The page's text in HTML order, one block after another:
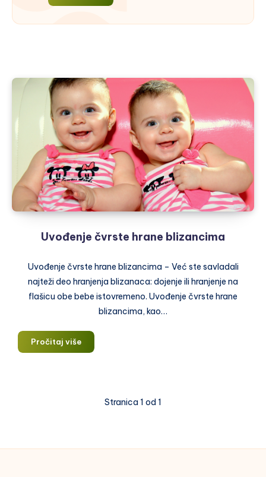
Uvođenje čvrste hrane blizancima
Uvođenje čvrste hrane blizancima – Već ste savladali
najteži deo hranjenja blizanaca: dojenje ili hranjenje na
flašicu obe bebe istovremeno. Uvođenje čvrste hrane
blizancima, kao…
Pročitaj višeUvođenje
čvrste
Stranica 1 od 1